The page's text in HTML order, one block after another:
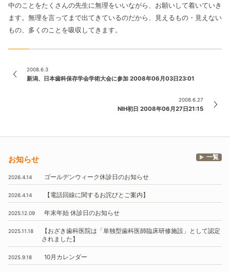
中のことをたくさんの先生に無理をいいながら、お願いして着いていき
ます。無理を言ってまで出てきているのだから、見えるもの・見えない
もの、多くのことを吸収してきます。
2008.6.3
新潟、日本歯科保存学会学術大会に参加 2008年06月03日23:01
2008.6.27
NIH初日 2008年06月27日21:15
お知らせ 一覧
2026.4.14 ゴールデンウィーク休診日のお知らせ
2026.4.14 【電話回線に関するお詫びとご案内】
2025.12.09 年末年始 休診日のお知らせ
2025.11.18 【おざき歯科医院は 「単独型歯科医師臨床研修施設」
として認定
されました】
2025.9.18 10月 カレンダー